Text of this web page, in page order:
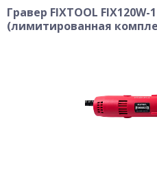
Гравер FIXTOOL
(лимитированная